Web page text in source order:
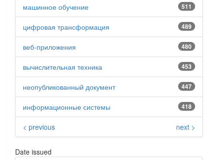
511
машинное обучение
489
цифровая трансформация
480
веб-приложения
453
вычислительная техника
447
неопубликованный документ
418
информационные системы
< previous next >
Date issued